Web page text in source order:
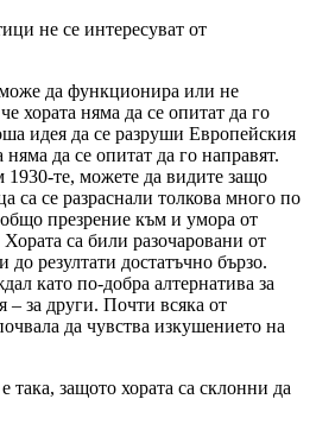
не се интересуват от
да функционира или не
хората няма да се опитат да го
идея да се разруши Европейския
да се опитат да го направят.
1930-те, можете да видите защо
са се разраснали толкова много по
презрение към и умора от
са били разочаровани от
до резултати достатъчно бързо.
като по-добра алтернатива за
– за други. Почти всяка от
да чувства изкушението на
така, защото хората са склонни да